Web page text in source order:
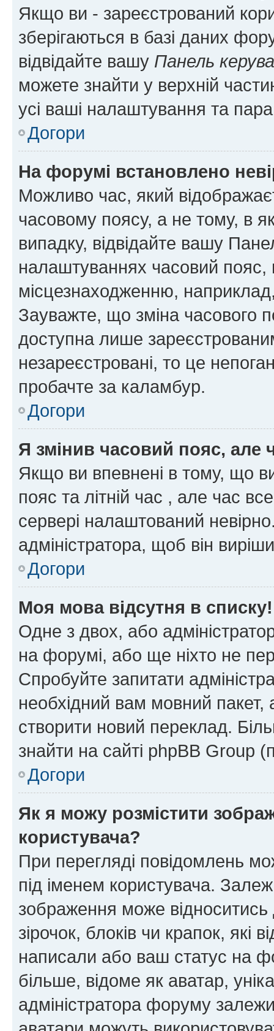
Якщо ви - зареєстрований
зберігаються в базі даних
відвідайте вашу Панель
можете знайти у верхній
усі ваші налаштування та
Догори
На форумі встановлено
Можливо час, який
часовому поясу, а не тому, в
випадку, відвідайте вашу
налаштуваннях часовий пояс,
місцезнаходженню,
Зауважте, що зміна часового
доступна лише
незареєстровані, то це
пробачте за каламбур.
Догори
Я змінив часовий пояс, але
Якщо ви впевнені в тому, що
пояс та літній час , але час
сервері налаштований
адміністратора, щоб він
Догори
Моя мова відсутня в списку!
Одне з двох, або
на форумі, або ще ніхто не
Спробуйте запитати
необхідний вам мовний
створити новий переклад.
знайти на сайті phpBB Group
Догори
Як я можу розмістити
користувача?
При перегляді повідомлень
під іменем користувача.
зображення може відноситись
зірочок, блоків чи крапок, які
написали або ваш статус на
більше, відоме як аватар,
адміністратора форуму